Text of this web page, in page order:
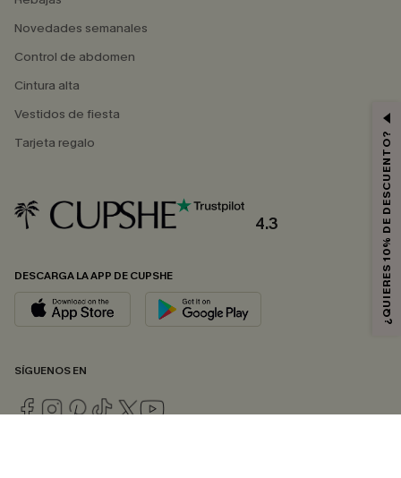
Novedades semanales
Control de abdomen
Cintura alta
Vestidos de fiesta
Tarjeta regalo
4.3
DESCARGA LA APP DE CUPSHE
SÍGUENOS EN
¿QUIERES 10% DE DESCUENTO?